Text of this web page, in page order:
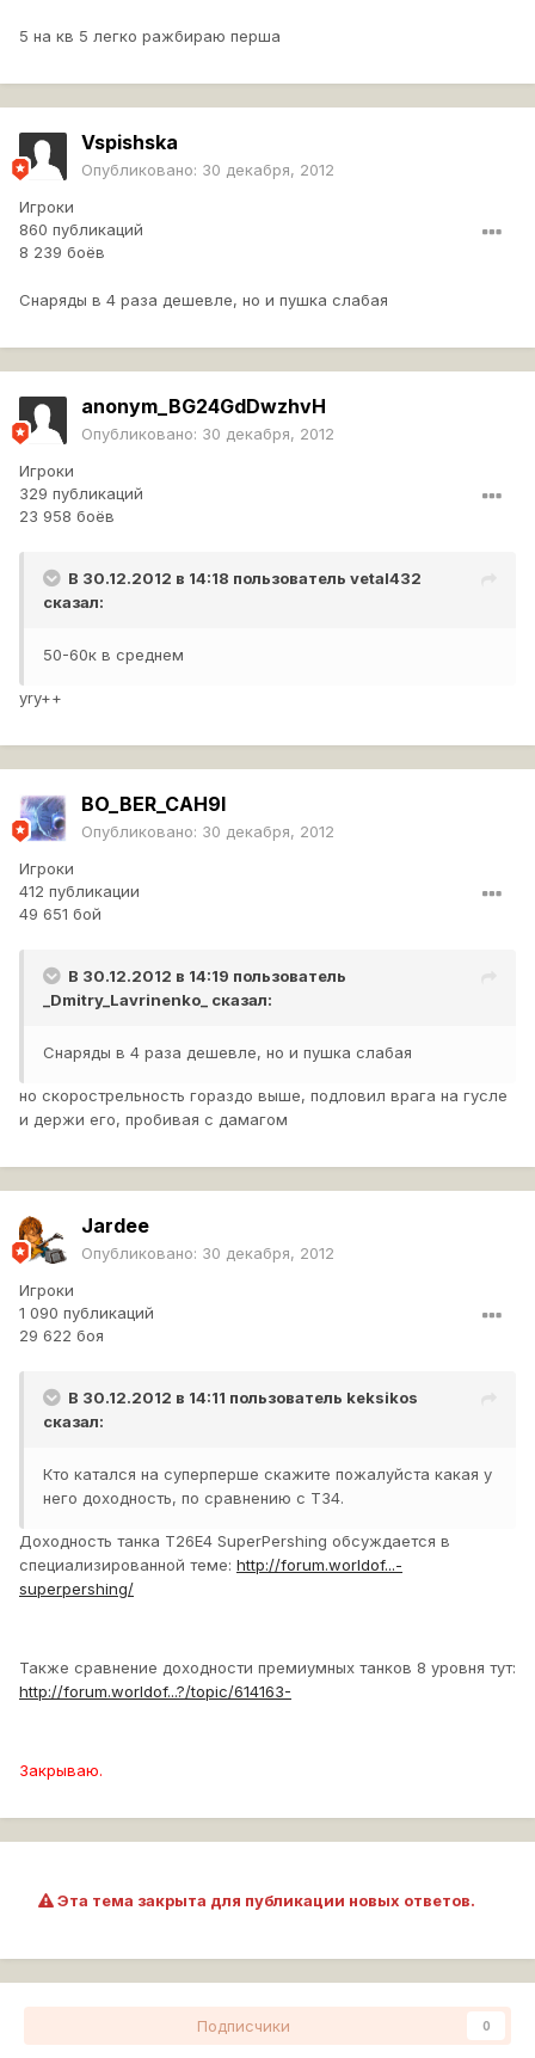
5 на кв 5 легко ражбираю перша
Vspishska
Опубликовано: 30 декабря, 2012
Игроки
860 публикаций
8 239 боёв
Снаряды в 4 раза дешевле, но и пушка слабая
anonym_BG24GdDwzhvH
Опубликовано: 30 декабря, 2012
Игроки
329 публикаций
23 958 боёв
В 30.12.2012 в 14:18 пользователь vetal432
сказал:
50-60к в среднем
yry++
BO_BER_CAH9I
Опубликовано: 30 декабря, 2012
Игроки
412 публикации
49 651 бой
В 30.12.2012 в 14:19 пользователь
_Dmitry_Lavrinenko_ сказал:
Снаряды в 4 раза дешевле, но и пушка слабая
но скорострельность гораздо выше, подловил врага на гусле
и держи его, пробивая с дамагом
Jardee
Опубликовано: 30 декабря, 2012
Игроки
1 090 публикаций
29 622 боя
В 30.12.2012 в 14:11 пользователь keksikos
сказал:
Кто катался на суперперше скажите пожалуйста какая у
него доходность, по сравнению с Т34.
Доходность танка T26E4 SuperPershing обсуждается в
специализированной теме: http://forum.worldof...-
superpershing/
Также сравнение доходности премиумных танков 8 уровня тут:
http://forum.worldof...?/topic/614163-
Закрываю.
Эта тема закрыта для публикации новых ответов.
Подписчики 0